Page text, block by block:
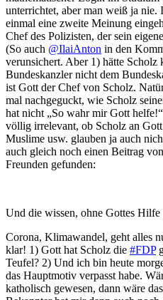
unterrichtet, aber man weiß ja nie.
einmal eine zweite Meinung
Chef des Polizisten, der sein
(So auch @IlaiAnton in den
verunsichert. Aber 1) hätte
Bundeskanzler nicht dem
ist Gott der Chef von Scholz.
mal nachgeguckt, wie Scholz
hat nicht „So wahr mir Gott
völlig irrelevant, ob Scholz an
Muslime usw. glauben ja auch
auch gleich noch einen Beitrag
Freunden gefunden:
Und die wissen, ohne Gottes Hilfe
Corona, Klimawandel, geht alles
klar! 1) Gott hat Scholz die #FDP
Teufel? 2) Und ich bin heute
das Hauptmotiv verpasst habe.
katholisch gewesen, dann wäre